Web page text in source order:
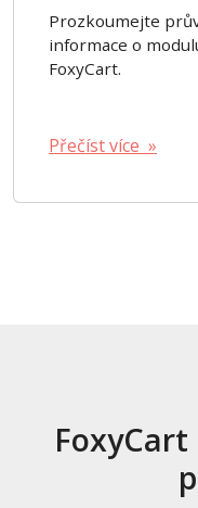
Prozkoumejte
informace o
FoxyCart.
Přečíst více »